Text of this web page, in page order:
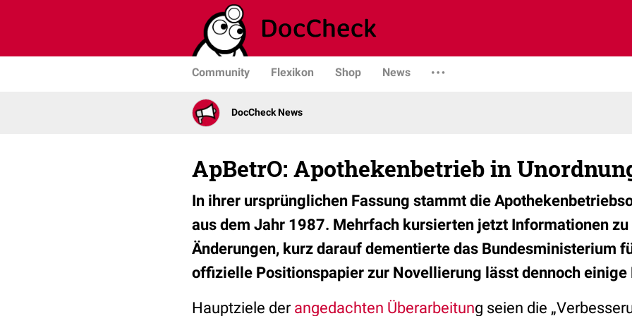
Community Flexikon Shop News
DocCheck News
ApBetrO: Apothekenbetrieb in
In ihrer ursprünglichen Fassung stammt die
aus dem Jahr 1987. Mehrfach kursierten jetzt Informationen
Änderungen, kurz darauf dementierte das Bundesministerium
offizielle Positionspapier zur Novellierung lässt dennoch einige
Hauptziele der angedachten Überarbeitung seien die